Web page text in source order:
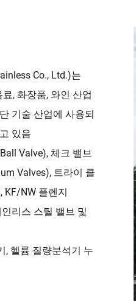
Co., Ltd.)는
, 화장품, 와인 산업
기술 산업에 사용되
있음
Valve), 체크 밸브
Valves), 트라이 클
KF/NW 플렌지
리스 스틸 밸브 및
, 헬륨 질량분석기 누